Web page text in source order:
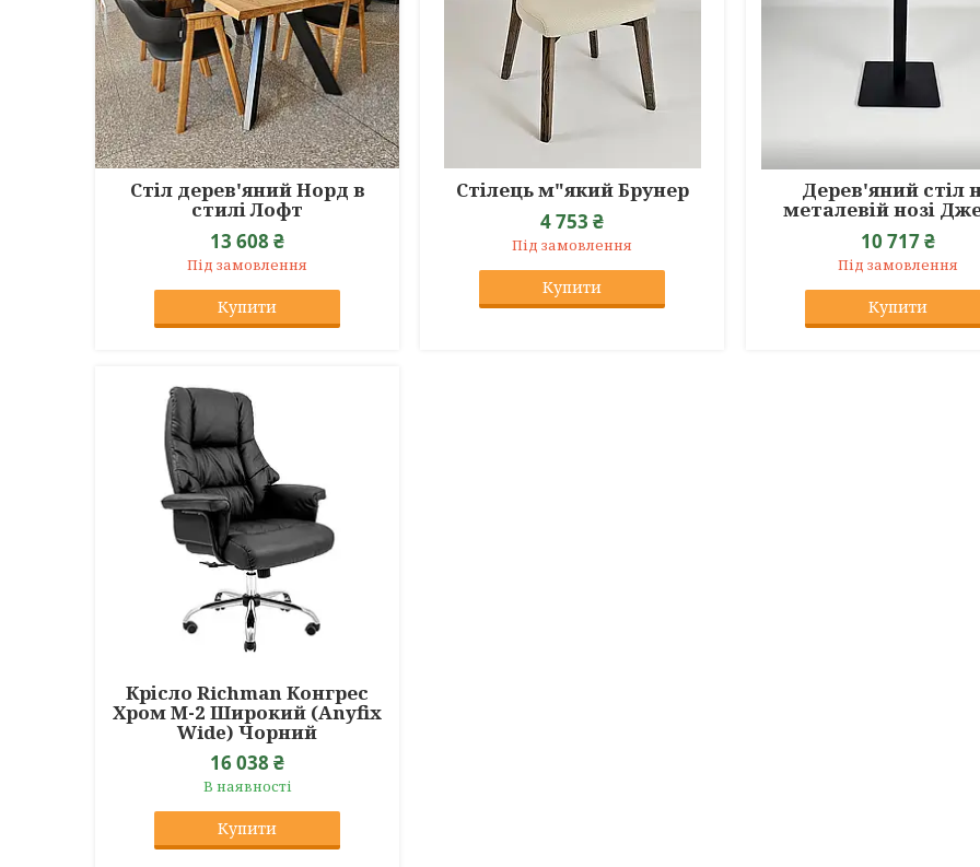
Стіл дерев'яний Норд в
стилі Лофт
13 608 ₴
Під замовлення
Купити
Стілець м"який Брунер
4 753 ₴
Під замовлення
Купити
Дерев'яний стіл
металевій нозі
10 717 ₴
Під замовлення
Купити
Крісло Richman Конгрес
Хром M-2 Широкий (Anyfix
Wide) Чорний
16 038 ₴
В наявності
Купити